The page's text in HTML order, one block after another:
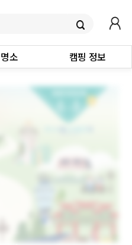
소 캠핑 정보